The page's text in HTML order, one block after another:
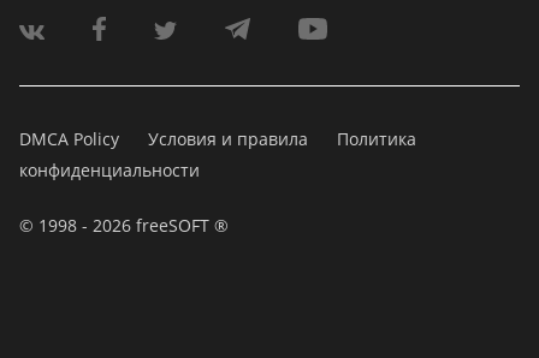
DMCA Policy Условия и правила
Политика
конфиденциальности
© 1998 - 2026 freeSOFT ®